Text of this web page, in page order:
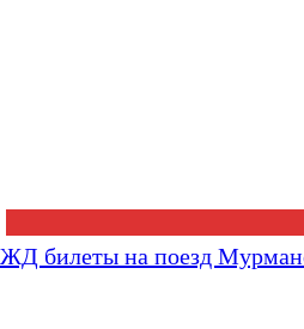
ЖД билеты на поезд